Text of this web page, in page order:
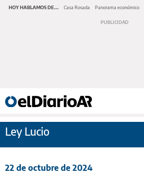
HOY HABLAMOS DE... Casa Rosada Panorama económico
Ley Lucio
22 de octubre de 2024